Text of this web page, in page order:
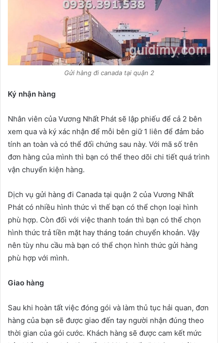
Gửi hàng đi canada tại quận 2
Ký nhận hàng
Nhân viên của Vương Nhất Phát sẽ lập phiếu để cả 2 bên
xem qua và ký xác nhận để mỗi bên giữ 1 liên để đảm bảo
tính an toàn và có thể đối chứng sau này. Với mã số trên
đơn hàng của mình thì bạn có thể theo dõi chi tiết quá trình
vận chuyển kiện hàng.
Dịch vụ gửi hàng đi Canada tại quận 2 của Vương Nhất
Phát có nhiều hình thức vì thế bạn có thể chọn loại hình
phù hợp. Còn đối với việc thanh toán thì bạn có thể chọn
hình thức trả tiền mặt hay tháng toán chuyển khoản. Vậy
nên tùy nhu cầu mà bạn có thể chọn hình thức gửi hàng
phù hợp với mình.
Giao hàng
Sau khi hoàn tất việc đóng gói và làm thủ tục hải quan, đơn
hàng của bạn sẽ được giao đến tay người nhận đúng theo
thời gian của gói cước. Khách hàng sẽ được cam kết mức